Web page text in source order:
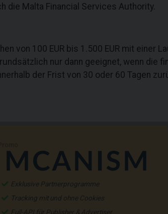
die Malta Financial Services Authority.
von 100 EUR bis 1.500 EUR mit einer
nur dann geeignet, wenn die
der Frist von 30 oder 60 Tagen
Exklusive Partnerprogramme
Tracking mit und ohne Cookies
Full-API für Publisher & Advertiser